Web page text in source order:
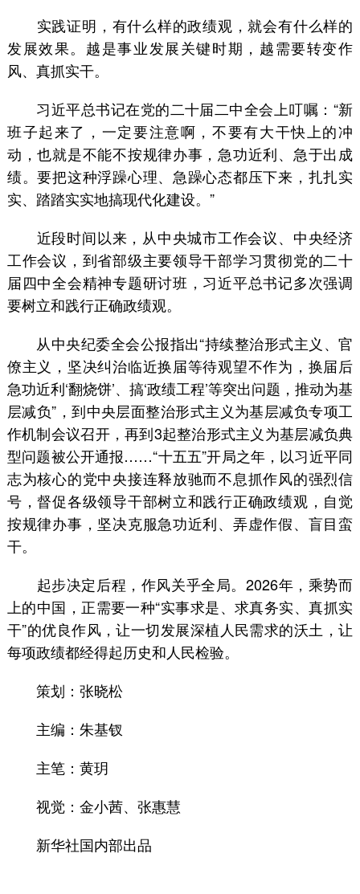
实践证明，有什么样的政绩观，就会有什么样的
发展效果。越是事业发展关键时期，越需要转变作
风、真抓实干。
习近平总书记在党的二十届二中全会上叮嘱：“新
班子起来了，一定要注意啊，不要有大干快上的冲
动，也就是不能不按规律办事，急功近利、急于出成
绩。要把这种浮躁心理、急躁心态都压下来，扎扎实
实、踏踏实实地搞现代化建设。”
近段时间以来，从中央城市工作会议、中央经济
工作会议，到省部级主要领导干部学习贯彻党的二十
届四中全会精神专题研讨班，习近平总书记多次强调
要树立和践行正确政绩观。
从中央纪委全会公报指出“持续整治形式主义、官
僚主义，坚决纠治临近换届等待观望不作为，换届后
急功近利‘翻烧饼’、搞‘政绩工程’等突出问题，推动为基
层减负”，到中央层面整治形式主义为基层减负专项工
作机制会议召开，再到3起整治形式主义为基层减负典
型问题被公开通报……“十五五”开局之年，以习近平同
志为核心的党中央接连释放驰而不息抓作风的强烈信
号，督促各级领导干部树立和践行正确政绩观，自觉
按规律办事，坚决克服急功近利、弄虚作假、盲目蛮
干。
起步决定后程，作风关乎全局。2026年，乘势而
上的中国，正需要一种“实事求是、求真务实、真抓实
干”的优良作风，让一切发展深植人民需求的沃土，让
每项政绩都经得起历史和人民检验。
策划：张晓松
主编：朱基钗
主笔：黄玥
视觉：金小茜、张惠慧
新华社国内部出品